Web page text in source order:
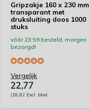
Gripzakje 160 x 230 mm
transparant met
druksluiting doos 1000
stuks
vóór 23:59 besteld, morgen
bezorgd!
Vergelijk
22,77
(18,82 Excl. btw)